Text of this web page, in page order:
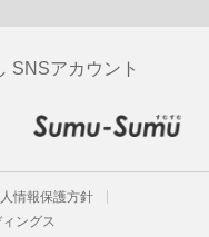
SNSアカウント
情報保護方針
ングス